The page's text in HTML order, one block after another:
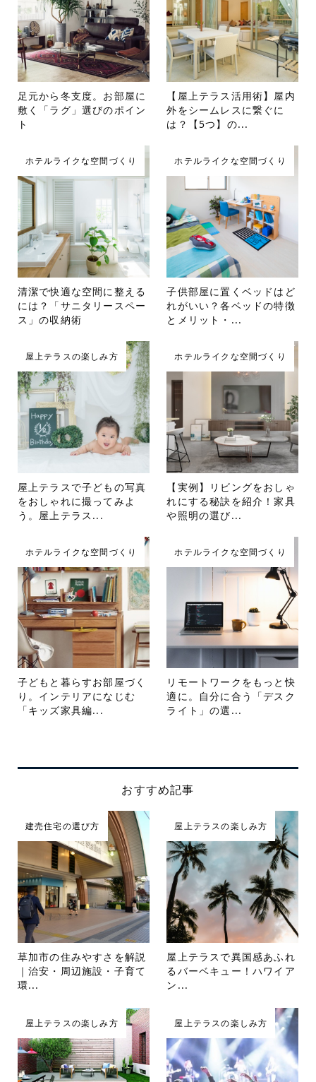
足元から冬支度。お部屋に
敷く「ラグ」選びのポイン
ト
【屋上テラス活用術】屋内
外をシームレスに繋ぐに
は？【5つ】の...
ホテルライクな空間づくり
清潔で快適な空間に整える
には？「サニタリースペー
ス」の収納術
ホテルライクな空間づくり
子供部屋に置くベッドはど
れがいい？各ベッドの特徴
とメリット・...
屋上テラスの楽しみ方
屋上テラスで子どもの写真
をおしゃれに撮ってみよ
う。屋上テラス...
ホテルライクな空間づくり
【実例】リビングをおしゃ
れにする秘訣を紹介！家具
や照明の選び...
ホテルライクな空間づくり
子どもと暮らすお部屋づく
り。インテリアになじむ
「キッズ家具編...
ホテルライクな空間づくり
リモートワークをもっと快
適に。自分に合う「デスク
ライト」の選...
おすすめ記事
建売住宅の選び方
草加市の住みやすさを解説
｜治安・周辺施設・子育て
環...
屋上テラスの楽しみ方
屋上テラスで異国感あふれ
るバーベキュー！ハワイア
ン...
屋上テラスの楽しみ方 屋上テラスの楽しみ方